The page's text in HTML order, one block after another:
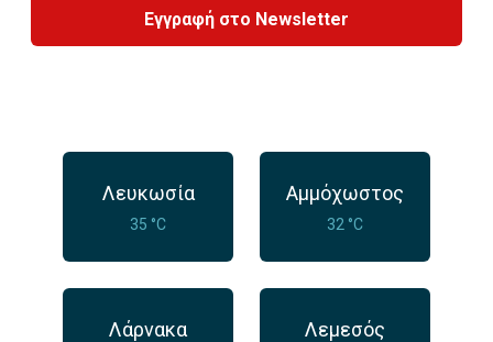
Εγγραφή στο Newsletter
Λευκωσία
35 °C
Αμμόχωστος
32 °C
Λάρνακα Λεμεσός